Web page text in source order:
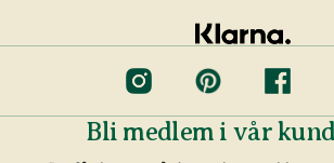
exempelvis förbokat häckplantor
Plantorna kräver daglig tillsyn
Framförallt är det viktigt att förse
Bli medlem i vår